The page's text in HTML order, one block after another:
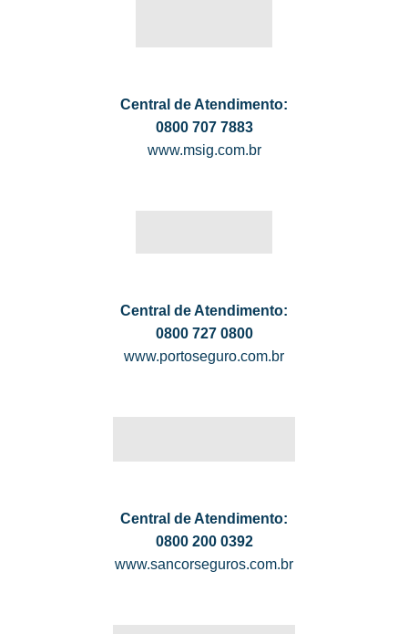
Central de Atendimento:
0800 707 7883
www.msig.com.br
Central de Atendimento:
0800 727 0800
www.portoseguro.com.br
Central de Atendimento:
0800 200 0392
www.sancorseguros.com.br